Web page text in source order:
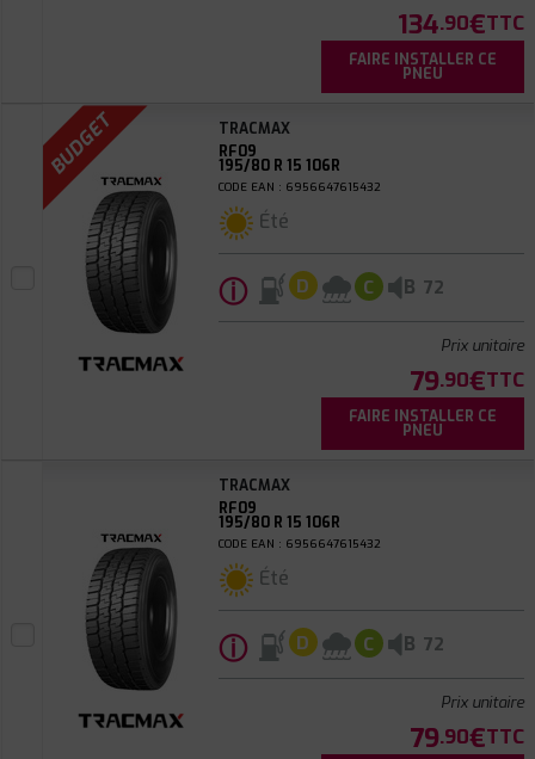
134.90€TTC
FAIRE INSTALLER CE
PNEU
BUDGET
TRACMAX
RF09
195/80 R 15 106R
CODE EAN : 6956647615432
Été
ⓘ D C B 72
Prix unitaire
79.90€TTC
FAIRE INSTALLER CE
PNEU
TRACMAX
RF09
195/80 R 15 106R
CODE EAN : 6956647615432
Été
ⓘ D C B 72
Prix unitaire
79.90€TTC